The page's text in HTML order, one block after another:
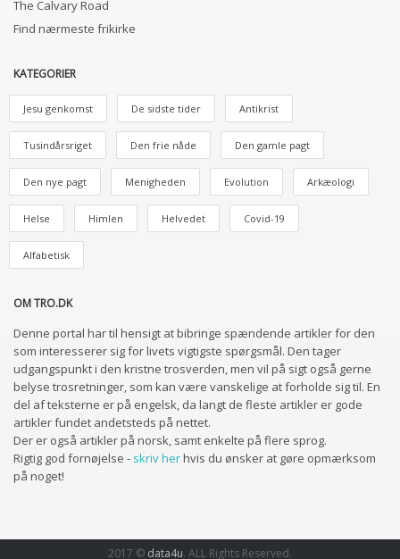
The Calvary Road
Find nærmeste frikirke
KATEGORIER
Jesu genkomst De sidste tider Antikrist
Tusindårsriget Den frie nåde Den gamle pagt
Den nye pagt Menigheden Evolution Arkæologi
Helse Himlen Helvedet Covid-19
Alfabetisk
OM TRO.DK
Denne portal har til hensigt at bibringe spændende artikler for den
som interesserer sig for livets vigtigste spørgsmål. Den tager
udgangspunkt i den kristne trosverden, men vil på sigt også gerne
belyse trosretninger, som kan være vanskelige at forholde sig til. En
del af teksterne er på engelsk, da langt de fleste artikler er gode
artikler fundet andetsteds på nettet.
Der er også artikler på norsk, samt enkelte på flere sprog.
Rigtig god fornøjelse - skriv herhvis du ønsker at gøre opmærksom
på noget!
2017 © data4u. ALL Rights Reserved.